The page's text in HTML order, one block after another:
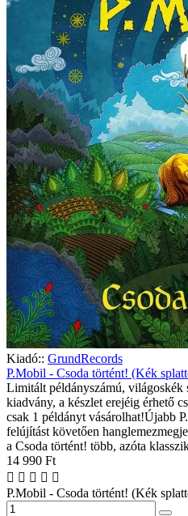
Kiadó:: GrundRecords
P.Mobil - Csoda történt! (Kék
Limitált példányszámú,
kiadvány, a készlet erejéig érhető
csak 1 példányt vásárolhat!Újabb
felújítást követően
a Csoda történt! több, azóta
14 990 Ft
P.Mobil - Csoda történt! (Kék